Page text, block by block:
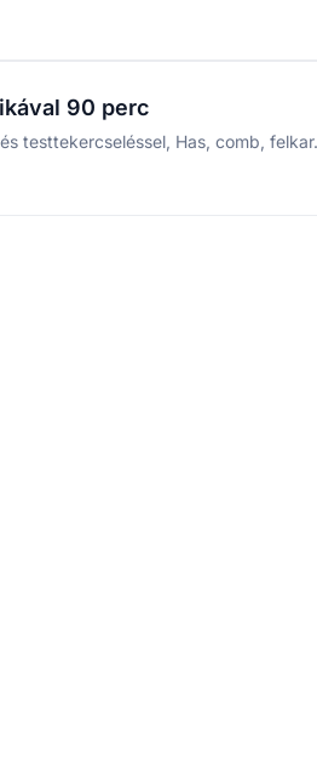
90 perc
testtekercseléssel, Has, comb, felkar.